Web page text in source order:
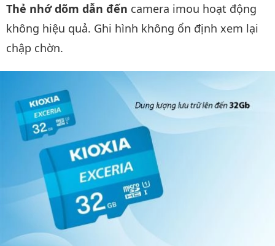
Thẻ nhớ dõm dẫn đến camera imou hoạt động
không hiệu quả. Ghi hình không ổn định xem lại
chập chờn.